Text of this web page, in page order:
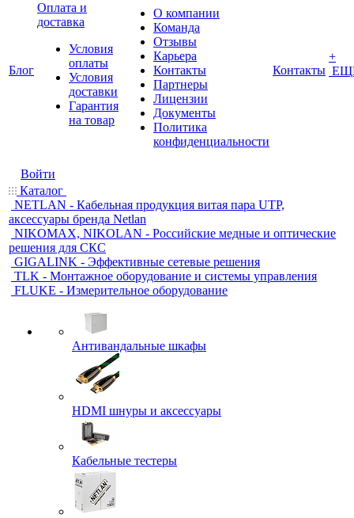
Блог
Оплата и
доставка
Условия
оплаты
Условия
доставки
Гарантия
на товар
О компании
Команда
Отзывы
Карьера
Контакты
Партнеры
Лицензии
Документы
Политика
конфиденциальности
Контакты
+
Войти
Каталог
NETLAN - Кабельная продукция витая пара UTP,
аксессуары бренда Netlan
NIKOMAX, NIKOLAN - Российские медные и оптические
решения для СКС
GIGALINK - Эффективные сетевые решения
TLK - Монтажное оборудование и системы управления
FLUKE - Измерительное оборудование
Антивандальные шкафы
HDMI шнуры и аксессуары
Кабельные тестеры